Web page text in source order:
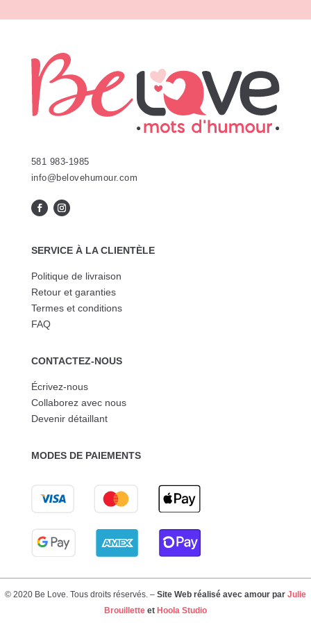
la
page
du
produit
du
581 983-1985
info@belovehumour.com
SERVICE À LA CLIENTÈLE
Politique de livraison
Retour et garanties
Termes et conditions
FAQ
CONTACTEZ-NOUS
Écrivez-nous
Collaborez avec nous
Devenir détaillant
MODES DE PAIEMENTS
© 2020 Be Love. Tous droits réservés. – Site Web réalisé avec amour par Julie
Brouillette et Hoola Studio